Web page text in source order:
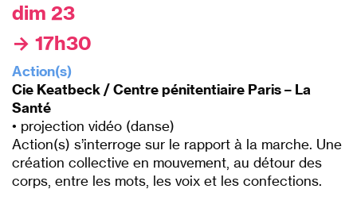
dim 23
→ 17h30
Action(s)
Cie Keatbeck / Centre pénitentiaire Paris – La
Santé
• projection vidéo (danse)
Action(s) s’interroge sur le rapport à la marche. Une
création collective en mouvement, au détour des
corps, entre les mots, les voix et les confections.